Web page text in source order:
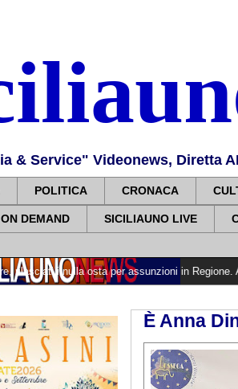
& Service" Videonews, Diretta
POLITICA CRONACA
DEMAND SICILIAUNO LIVE
osta per assunzioni in Regione. Albano:
È Anna